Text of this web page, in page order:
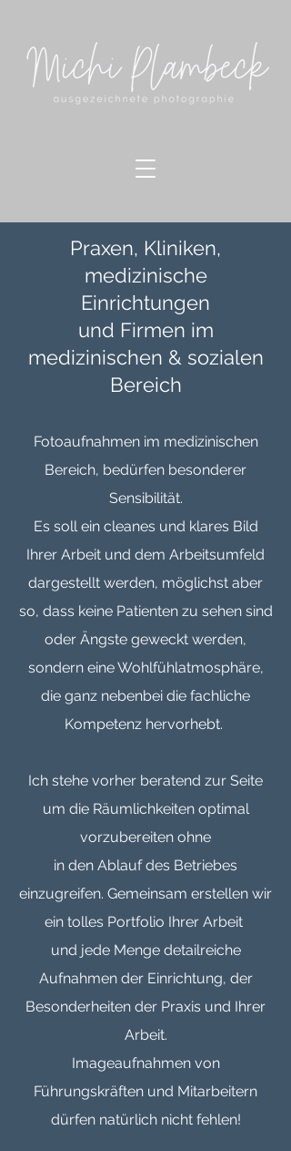
Praxen, Kliniken,
medizinische
Einrichtungen
und Firmen im
medizinischen & sozialen
Bereich
Fotoaufnahmen im medizinischen
Bereich, bedürfen besonderer
Sensibilität.
Es soll ein cleanes und klares Bild
Ihrer Arbeit und dem Arbeitsumfeld
dargestellt werden, möglichst aber
so, dass keine Patienten zu sehen sind
oder Ängste geweckt werden,
sondern eine Wohlfühlatmosphäre,
die ganz nebenbei die fachliche
Kompetenz hervorhebt.
Ich stehe vorher beratend zur Seite
um die Räumlichkeiten optimal
vorzubereiten ohne
in den Ablauf des Betriebes
einzugreifen. Gemeinsam erstellen wir
ein tolles Portfolio Ihrer Arbeit
und jede Menge detailreiche
Aufnahmen der Einrichtung, der
Besonderheiten der Praxis und Ihrer
Arbeit.
Imageaufnahmen von
Führungskräften und Mitarbeitern
dürfen natürlich nicht fehlen!